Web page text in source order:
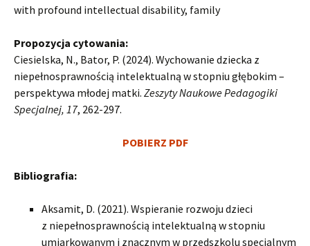
with profound intellectual disability, family
Propozycja cytowania:
Ciesielska, N., Bator, P. (2024). Wychowanie dziecka z
niepełnosprawnością intelektualną w stopniu głębokim –
perspektywa młodej matki. Zeszyty Naukowe Pedagogiki
Specjalnej, 17, 262-297.
POBIERZ PDF
Bibliografia:
Aksamit, D. (2021). Wspieranie rozwoju dzieci
z niepełnosprawnością intelektualną w stopniu
umiarkowanym i znacznym w przedszkolu specjalnym